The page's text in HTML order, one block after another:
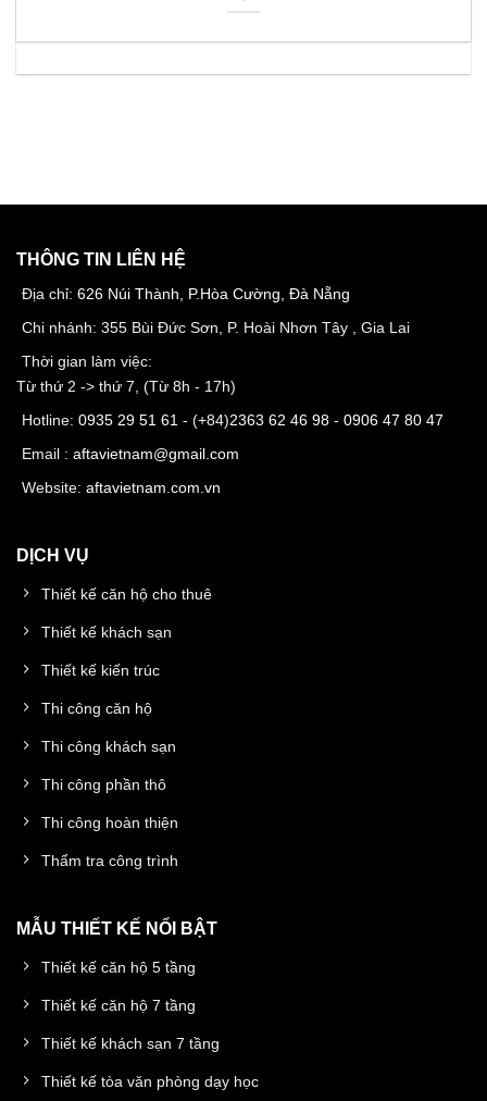
THÔNG TIN LIÊN HỆ
Địa chỉ: 626 Núi Thành, P.Hòa Cường, Đà Nẵng
Chi nhánh: 355 Bùi Đức Sơn, P. Hoài Nhơn Tây , Gia Lai
Thời gian làm việc:
Từ thứ 2 -> thứ 7, (Từ 8h - 17h)
Hotline: 0935 29 51 61 - (+84)2363 62 46 98 - 0906 47 80 47
Email : aftavietnam@gmail.com
Website: aftavietnam.com.vn
DỊCH VỤ
Thiết kế căn hộ cho thuê
Thiết kế khách sạn
Thiết kế kiến trúc
Thi công căn hộ
Thi công khách sạn
Thi công phần thô
Thi công hoàn thiện
Thẩm tra công trình
MẪU THIẾT KẾ NỔI BẬT
Thiết kế căn hộ 5 tầng
Thiết kế căn hộ 7 tầng
Thiết kế khách sạn 7 tầng
Thiết kế tòa văn phòng dạy học